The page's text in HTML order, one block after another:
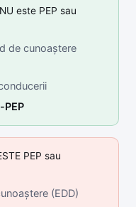
este PEP sau
de cunoaștere
PEP sau
(EDD)